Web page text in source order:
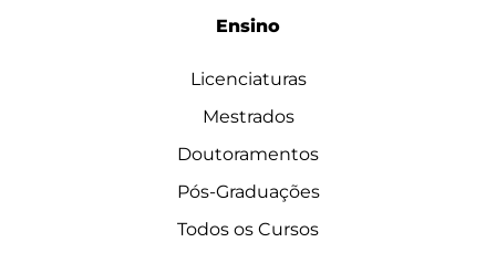
Ensino
Licenciaturas
Mestrados
Doutoramentos
Pós-Graduações
Todos os Cursos